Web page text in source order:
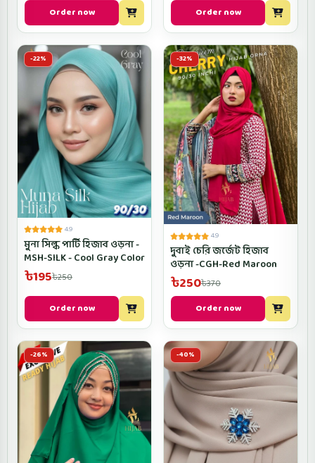
Order now
Order now
-22%
4.9
মুনা সিল্ক পার্টি হিজাব ওড়না -
MSH-SILK - Cool Gray Color
৳195৳250
Order now
-32%
4.9
দুবাই চেরি জর্জেট হিজাব
ওড়না -CGH-Red Maroon
৳250৳370
Order now
-26% -40%